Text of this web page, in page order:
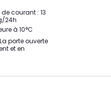
courant : 13
24h
à 10°C
porte ouverte
et en